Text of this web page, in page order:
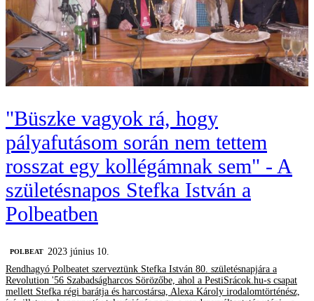
"Büszke vagyok rá, hogy
pályafutásom során nem tettem
rosszat egy kollégámnak sem" - A
születésnapos Stefka István a
Polbeatben
‎POLBEAT 2023 június 10.
Rendhagyó Polbeatet szerveztünk Stefka István 80. születésnapjára a
Revolution '56 Szabadságharcos Sörözőbe, ahol a PestiSrácok.hu-s csapat
mellett Stefka régi barátja és harcostársa, Alexa Károly irodalomtörténész,